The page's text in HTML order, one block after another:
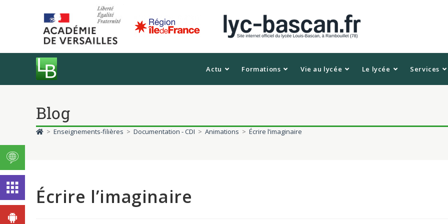
Actu Formations Vie au lycée Le lycée Services
Blog
> Enseignements-filières > Documentation - CDI > Animations > Écrire l’imaginaire
Écrire l’imaginaire